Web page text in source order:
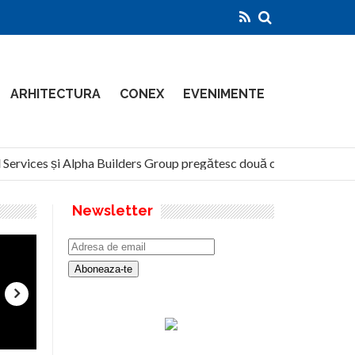
ARHITECTURA CONEX EVENIMENTE
și Alpha Builders Group pregătesc două clădiri de 14
Newsletter